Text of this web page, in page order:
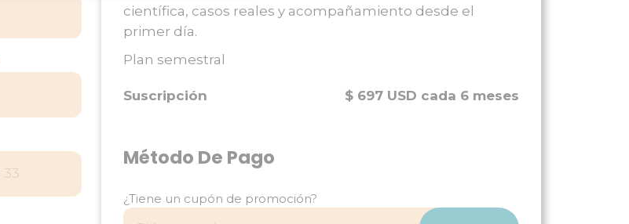
científica, casos reales y acompañamiento desde el
primer día.
Plan semestral
Suscripción $ 697 USD cada 6 meses
Método De Pago
¿Tiene un cupón de promoción?